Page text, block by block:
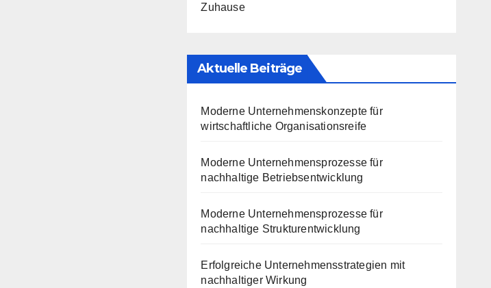
Zuhause
Aktuelle Beiträge
Moderne Unternehmenskonzepte für
wirtschaftliche Organisationsreife
Moderne Unternehmensprozesse für
nachhaltige Betriebsentwicklung
Moderne Unternehmensprozesse für
nachhaltige Strukturentwicklung
Erfolgreiche Unternehmensstrategien mit
nachhaltiger Wirkung